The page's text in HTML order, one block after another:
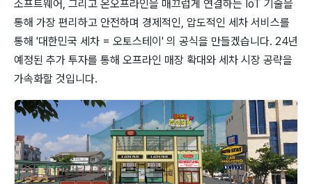
소프트웨어, 그리고 온오프라인을 매끄럽게 연결하는 IoT 기술을
통해 가장 편리하고 안전하며 경제적인, 압도적인 세차 서비스를
통해 '대한민국 세차 = 오토스테이' 의 공식을 만들겠습니다. 24년
예정된 추가 투자를 통해 오프라인 매장 확대와 세차 시장 공략을
가속화할 것입니다.